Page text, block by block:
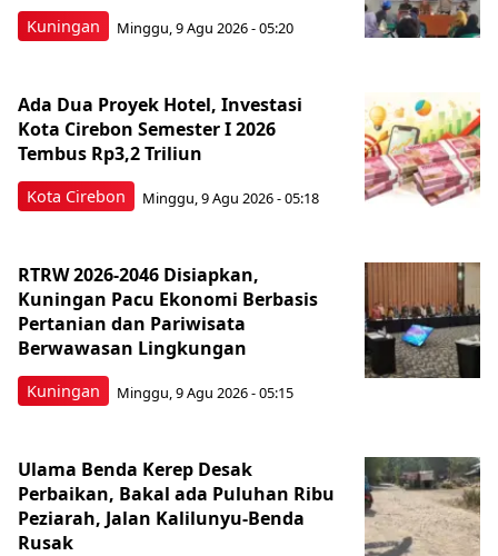
Kuningan Minggu, 9 Agu 2026 - 05:20
Kota Cirebon
Ada Dua Proyek Hotel, Investasi
Kota Cirebon Semester I 2026
Tembus Rp3,2 Triliun
Minggu, 9 Agu 2026 - 05:18
Kuningan
RTRW 2026-2046 Disiapkan,
Kuningan Pacu Ekonomi Berbasis
Pertanian dan Pariwisata
Berwawasan Lingkungan
Minggu, 9 Agu 2026 - 05:15
Ulama Benda Kerep Desak
Perbaikan, Bakal ada Puluhan Ribu
Peziarah, Jalan Kalilunyu-Benda
Rusak